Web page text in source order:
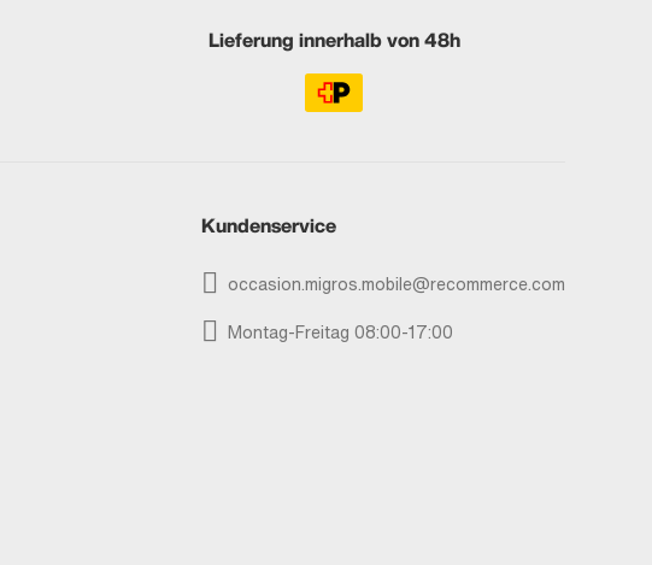
Lieferung innerhalb von 48h
Kundenservice
occasion.migros.mobile@recommerce.com
Montag-Freitag 08:00-17:00